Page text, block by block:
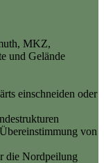
MKZ,
und Gelände
einschneiden oder
von
die Nordpeilung